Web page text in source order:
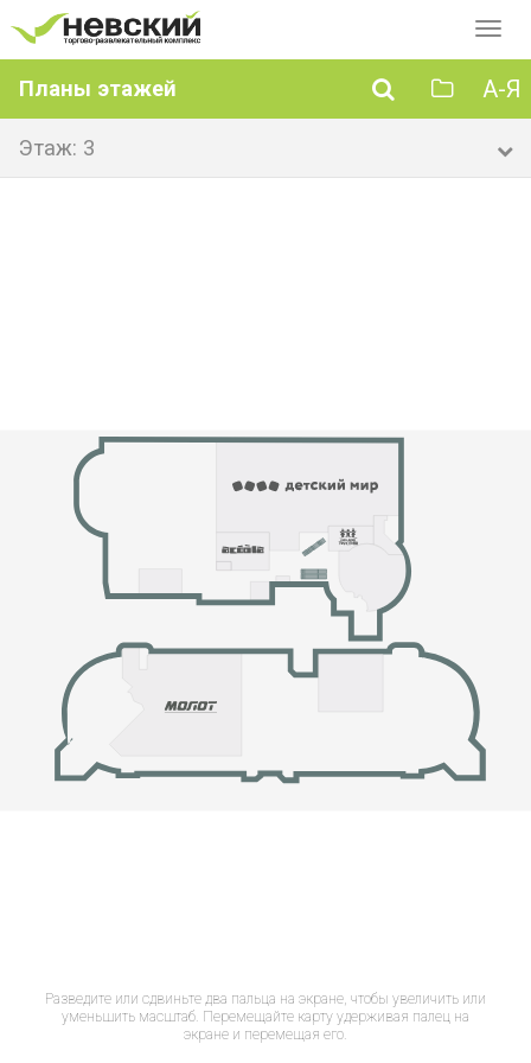
Планы этажей А-Я
Этаж: 3
Разведите или сдвиньте два пальца на экране, чтобы увеличить или
уменьшить масштаб. Перемещайте карту удерживая палец на
экране и перемещая его.